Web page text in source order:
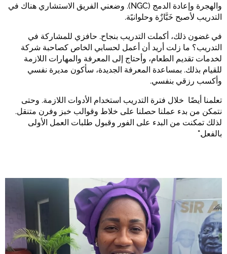
والهجرة وإعادة الدمج
(NGC). وضعني الفريق الاستشاري هناك في
التدريب لأصبح خَبَّازٌة وحلوانيًة.
في غضون ذلك، أكملت التدريب بنجاح. حافزي للمشاركة في
التدريب؟ ما زلت أريد أن أعمل لحسابي الخاص كصاحبة شركة
لخدمات تقديم الطعام، وأحتاج إلى المعرفة والمهارات اللازمة
للقيام بذلك. بمساعدة المعرفة الجديدة، سأكون مديرة نفسي
وأكسب رزقي بنفسي.
تعلمنا أيضًا خلال فترة التدريب استخدام الأدوات اللازمة. وحتى
نتمكن من بدء عملنا حصلنا على خلاط وقوالب خبز وفرن متنقل.
لذلك تمكنت من البدء على الفور وقبول طلبات العمل الأولى
بالفعل."